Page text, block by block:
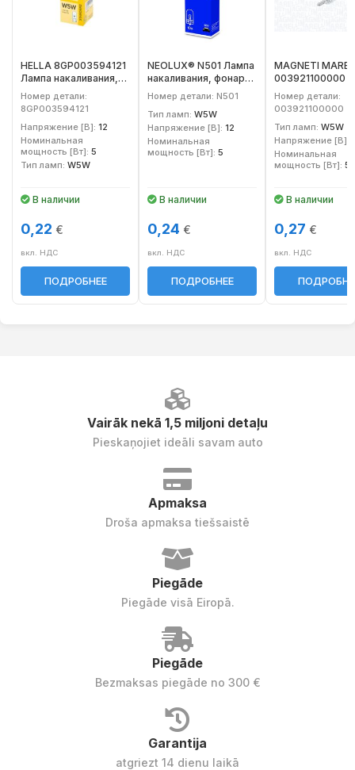
HELLA 8GP003594121
Лампа накаливания,
фонарь указателя
поворота
Номер детали:
8GP003594121
Напряжение [В]: 12
Номинальная
мощность [Вт]: 5
Тип ламп: W5W
В наличии
0,22 €
вкл. НДС
ПОДРОБНЕЕ
NEOLUX® N501 Лампа
накаливания, фонарь
указателя поворота
Номер детали: N501
Тип ламп: W5W
Напряжение [В]: 12
Номинальная
мощность [Вт]: 5
В наличии
0,24 €
вкл. НДС
ПОДРОБНЕЕ
MAGNETI
003921100000
накаливания,
освещения
Номер детали:
003921100000
Тип ламп: W5W
Напряжение [В]:
Номинальная
мощность [Вт]: 5
В наличии
0,27 €
вкл. НДС
Vairāk nekā 1,5 miljoni detaļu
Pieskaņojiet ideāli savam auto
Apmaksa
Droša apmaksa tiešsaistē
Piegāde
Piegāde visā Eiropā.
Piegāde
Bezmaksas piegāde no 300 €
Garantija
atgriezt 14 dienu laikā